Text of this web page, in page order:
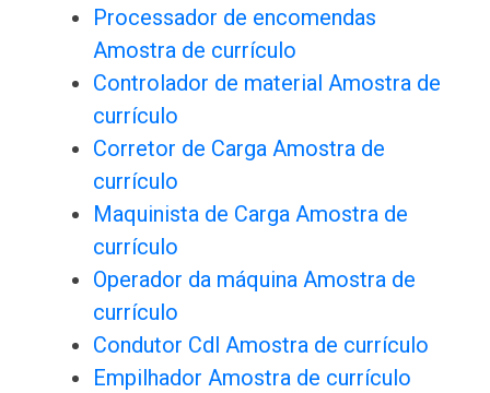
Processador de encomendas
Amostra de currículo
Controlador de material Amostra de
currículo
Corretor de Carga Amostra de
currículo
Maquinista de Carga Amostra de
currículo
Operador da máquina Amostra de
currículo
Condutor Cdl Amostra de currículo
Empilhador Amostra de currículo